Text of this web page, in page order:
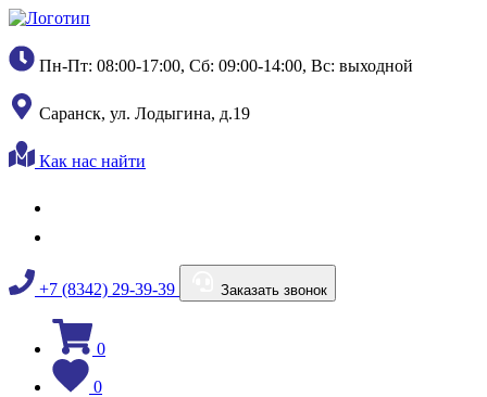
Пн-Пт: 08:00-17:00, Сб: 09:00-14:00, Вс: выходной
Саранск, ул. Лодыгина, д.19
Как нас найти
+7 (8342) 29-39-39 Заказать звонок
0
0